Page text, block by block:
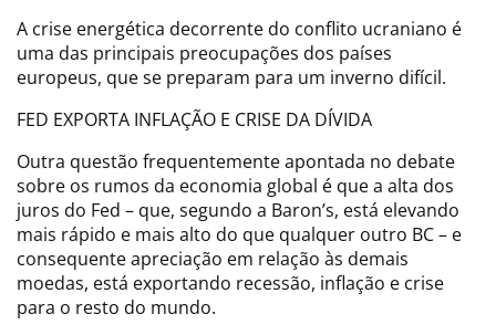
A crise energética decorrente do conflito ucraniano é
uma das principais preocupações dos países
europeus, que se preparam para um inverno difícil.
FED EXPORTA INFLAÇÃO E CRISE DA DÍVIDA
Outra questão frequentemente apontada no debate
sobre os rumos da economia global é que a alta dos
juros do Fed – que, segundo a Baron’s, está elevando
mais rápido e mais alto do que qualquer outro BC – e
consequente apreciação em relação às demais
moedas, está exportando recessão, inflação e crise
para o resto do mundo.